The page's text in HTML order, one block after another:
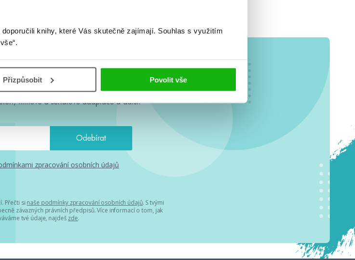
knihy, které Vás skutečně zajímají. Souhlas s využitím
Přizpůsobit Povolit vše
měsíc rovnou do mailu! Nové knihy, co se
filmové a seriálové adaptace a další.
zpracování osobních údajů
Přečti si naše podmínky zpracování osobních údajů. S tvými
závazných právních předpisů. Více informací o tom, jak
tvé údaje, najdeš zde.